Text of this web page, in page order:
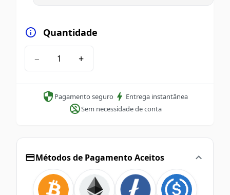
Quantidade
− +
Pagamento seguro
Entrega instantânea
Sem necessidade de conta
Métodos de Pagamento Aceitos